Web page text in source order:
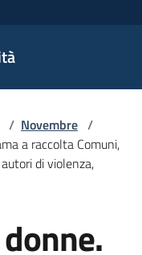
/ Novembre /
a raccolta Comuni,
di violenza,